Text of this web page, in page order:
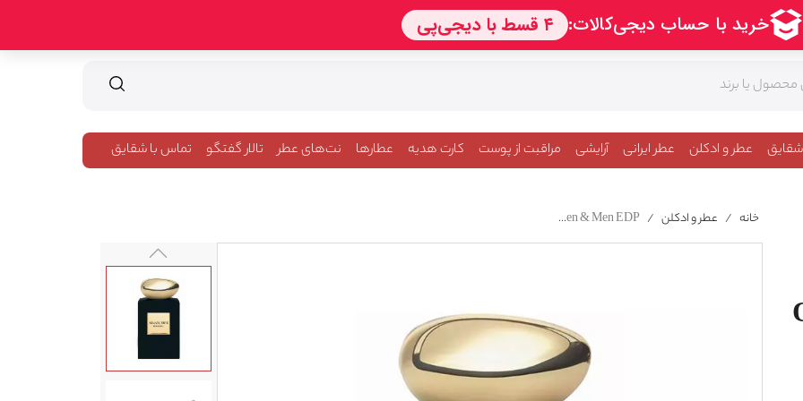
عطر و ادکلن عطر ایرانی آرایشی مراقبت از پوست کارت هدیه عطارها نت‌های عطر تالار گفتگو تماس با شقایق
خانه / عطر و ادکلن /
Giorgio Armani Prive Oud Royal For Women & Men EDP